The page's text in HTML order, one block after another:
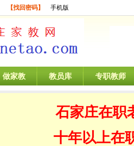
【找回密码】 手机版
做家教 教员库 专职教师
石家庄在职
十年以上在